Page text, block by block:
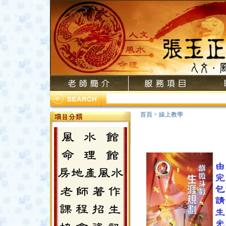
首頁 > 線上教學